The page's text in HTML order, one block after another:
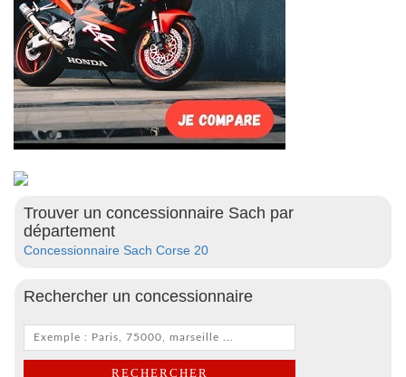
Trouver un concessionnaire Sach par
département
Concessionnaire Sach Corse 20
Rechercher un concessionnaire